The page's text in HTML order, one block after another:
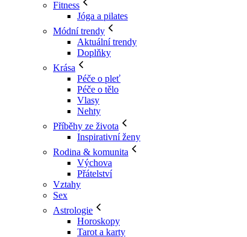
Fitness
Jóga a pilates
Módní trendy
Aktuální trendy
Doplňky
Krása
Péče o pleť
Péče o tělo
Vlasy
Nehty
Příběhy ze života
Inspirativní ženy
Rodina & komunita
Výchova
Přátelství
Vztahy
Sex
Astrologie
Horoskopy
Tarot a karty